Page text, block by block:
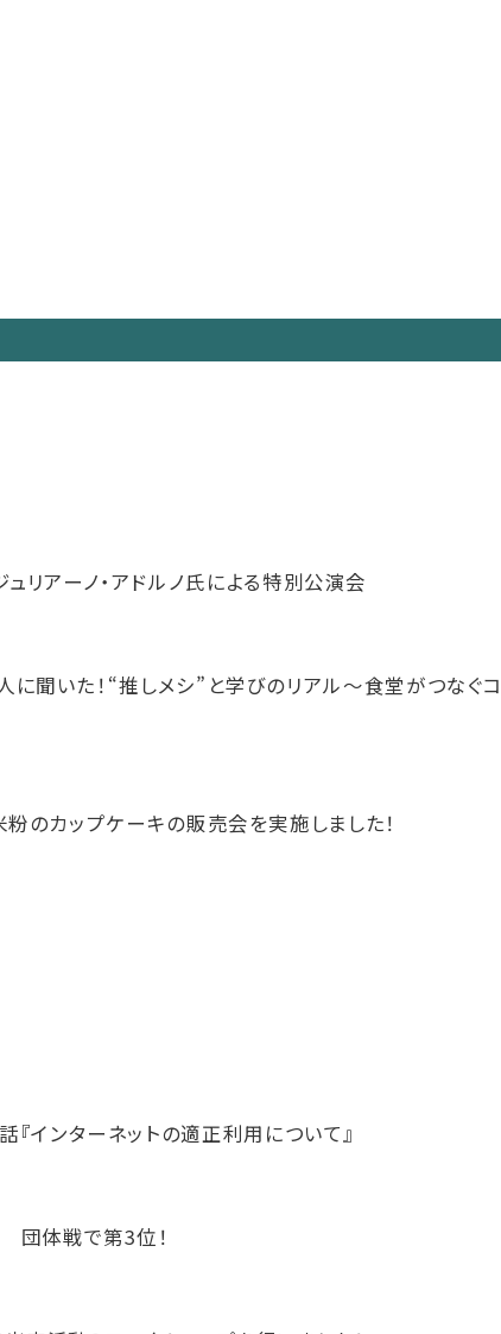
アーノ・アドルノ氏による特別公演会
聞いた！“推しメシ”と学びのリアル〜食堂がつなぐ
のカップケーキの販売会を実施しました！
インターネットの適正利用について』
団体戦で第3位！